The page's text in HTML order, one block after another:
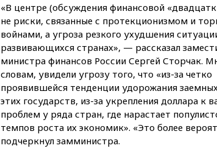
«В центре (обсуждения финансовой
не риски, связанные с протекционизмом и
войнами, а угроза резкого ухудшения
развивающихся странах», — рассказал
министра финансов России Сергей Сторчак.
словам, увидели угрозу того, что «из-за четко
проявившейся тенденции удорожания
этих государств, из-за укрепления доллара к
проблем у ряда стран, где нарастает
темпов роста их экономик». «Это более
подчеркнул замминистра.